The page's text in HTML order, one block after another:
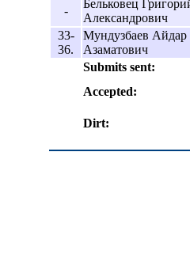
-
Бельковец
Александрович
33-
36.
Мундузбаев Айдар
Азаматович
Submits sent:
Accepted:
Dirt: